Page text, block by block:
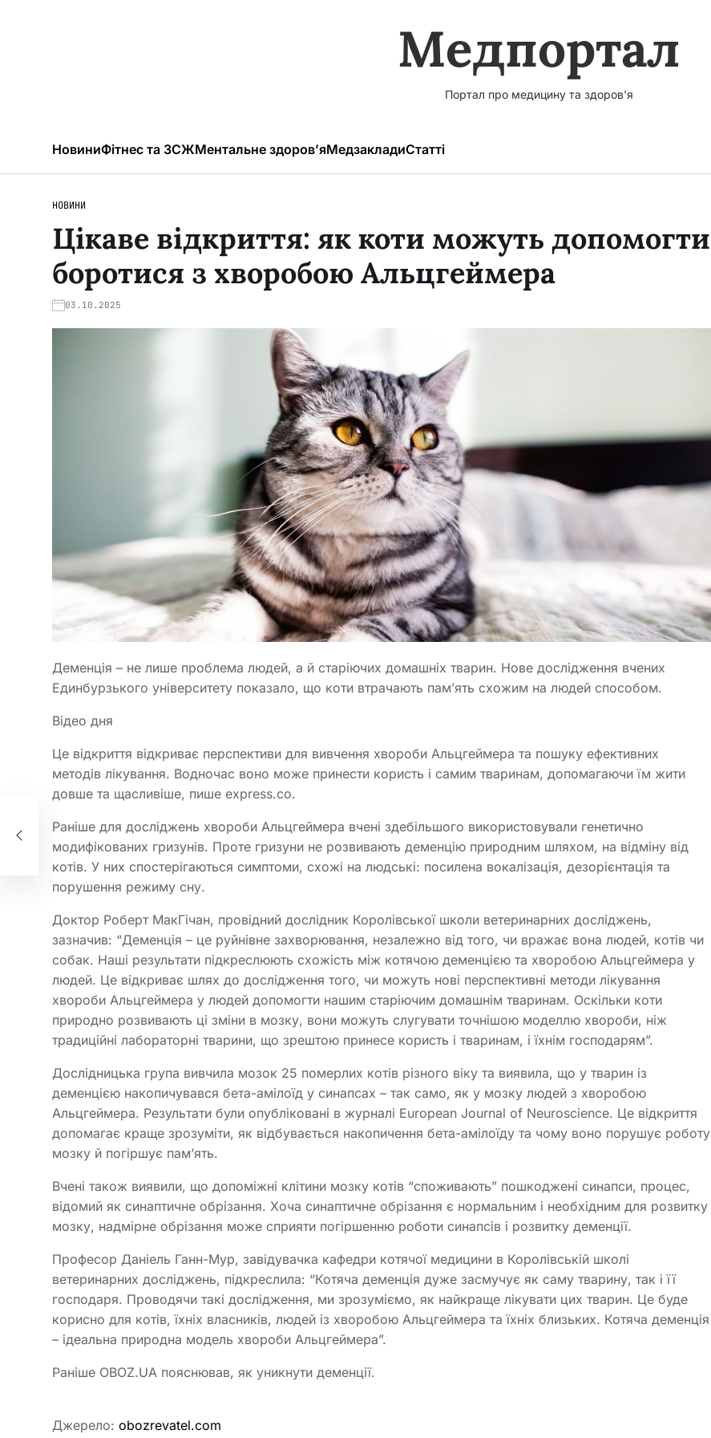
Медпортал
Портал про медицину та здоров'я
НовиниФітнес та ЗСЖМентальне здоров’яМедзакладиСтатті
НОВИНИ
Цікаве відкриття: як коти можуть допомогти
боротися з хворобою Альцгеймера
03.10.2025
Деменція – не лише проблема людей, а й старіючих домашніх тварин. Нове дослідження вчених
Единбурзького університету показало, що коти втрачають пам’ять схожим на людей способом.
Відео дня
Це відкриття відкриває перспективи для вивчення хвороби Альцгеймера та пошуку ефективних
методів лікування. Водночас воно може принести користь і самим тваринам, допомагаючи їм жити
довше та щасливіше, пише express.co.
Раніше для досліджень хвороби Альцгеймера вчені здебільшого використовували генетично
модифікованих гризунів. Проте гризуни не розвивають деменцію природним шляхом, на відміну від
котів. У них спостерігаються симптоми, схожі на людські: посилена вокалізація, дезорієнтація та
порушення режиму сну.
Доктор Роберт МакГічан, провідний дослідник Королівської школи ветеринарних досліджень,
зазначив: “Деменція – це руйнівне захворювання, незалежно від того, чи вражає вона людей, котів чи
собак. Наші результати підкреслюють схожість між котячою деменцією та хворобою Альцгеймера у
людей. Це відкриває шлях до дослідження того, чи можуть нові перспективні методи лікування
хвороби Альцгеймера у людей допомогти нашим старіючим домашнім тваринам. Оскільки коти
природно розвивають ці зміни в мозку, вони можуть слугувати точнішою моделлю хвороби, ніж
традиційні лабораторні тварини, що зрештою принесе користь і тваринам, і їхнім господарям”.
Дослідницька група вивчила мозок 25 померлих котів різного віку та виявила, що у тварин із
деменцією накопичувався бета-амілоїд у синапсах – так само, як у мозку людей з хворобою
Альцгеймера. Результати були опубліковані в журналі European Journal of Neuroscience. Це відкриття
допомагає краще зрозуміти, як відбувається накопичення бета-амілоїду та чому воно порушує роботу
мозку й погіршує пам’ять.
Вчені також виявили, що допоміжні клітини мозку котів “споживають” пошкоджені синапси, процес,
відомий як синаптичне обрізання. Хоча синаптичне обрізання є нормальним і необхідним для розвитку
мозку, надмірне обрізання може сприяти погіршенню роботи синапсів і розвитку деменції.
Професор Даніель Ганн-Мур, завідувачка кафедри котячої медицини в Королівській школі
ветеринарних досліджень, підкреслила: “Котяча деменція дуже засмучує як саму тварину, так і її
господаря. Проводячи такі дослідження, ми зрозуміємо, як найкраще лікувати цих тварин. Це буде
корисно для котів, їхніх власників, людей із хворобою Альцгеймера та їхніх близьких. Котяча деменція
– ідеальна природна модель хвороби Альцгеймера”.
Раніше OBOZ.UA пояснював, як уникнути деменції.
Джерело: obozrevatel.com